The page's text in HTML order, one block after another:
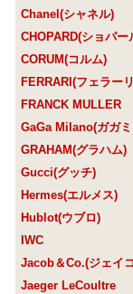
Chanel(シャネル)
CHOPARD(ショパー
CORUM(コルム)
FERRARI(フェラー
FRANCK MULLER
GaGa Milano(ガガ
GRAHAM(グラハム)
Gucci(グッチ)
Hermes(エルメス)
Hublot(ウブロ)
IWC
Jacob＆Co.(ジェイ
Jaeger LeCoultre